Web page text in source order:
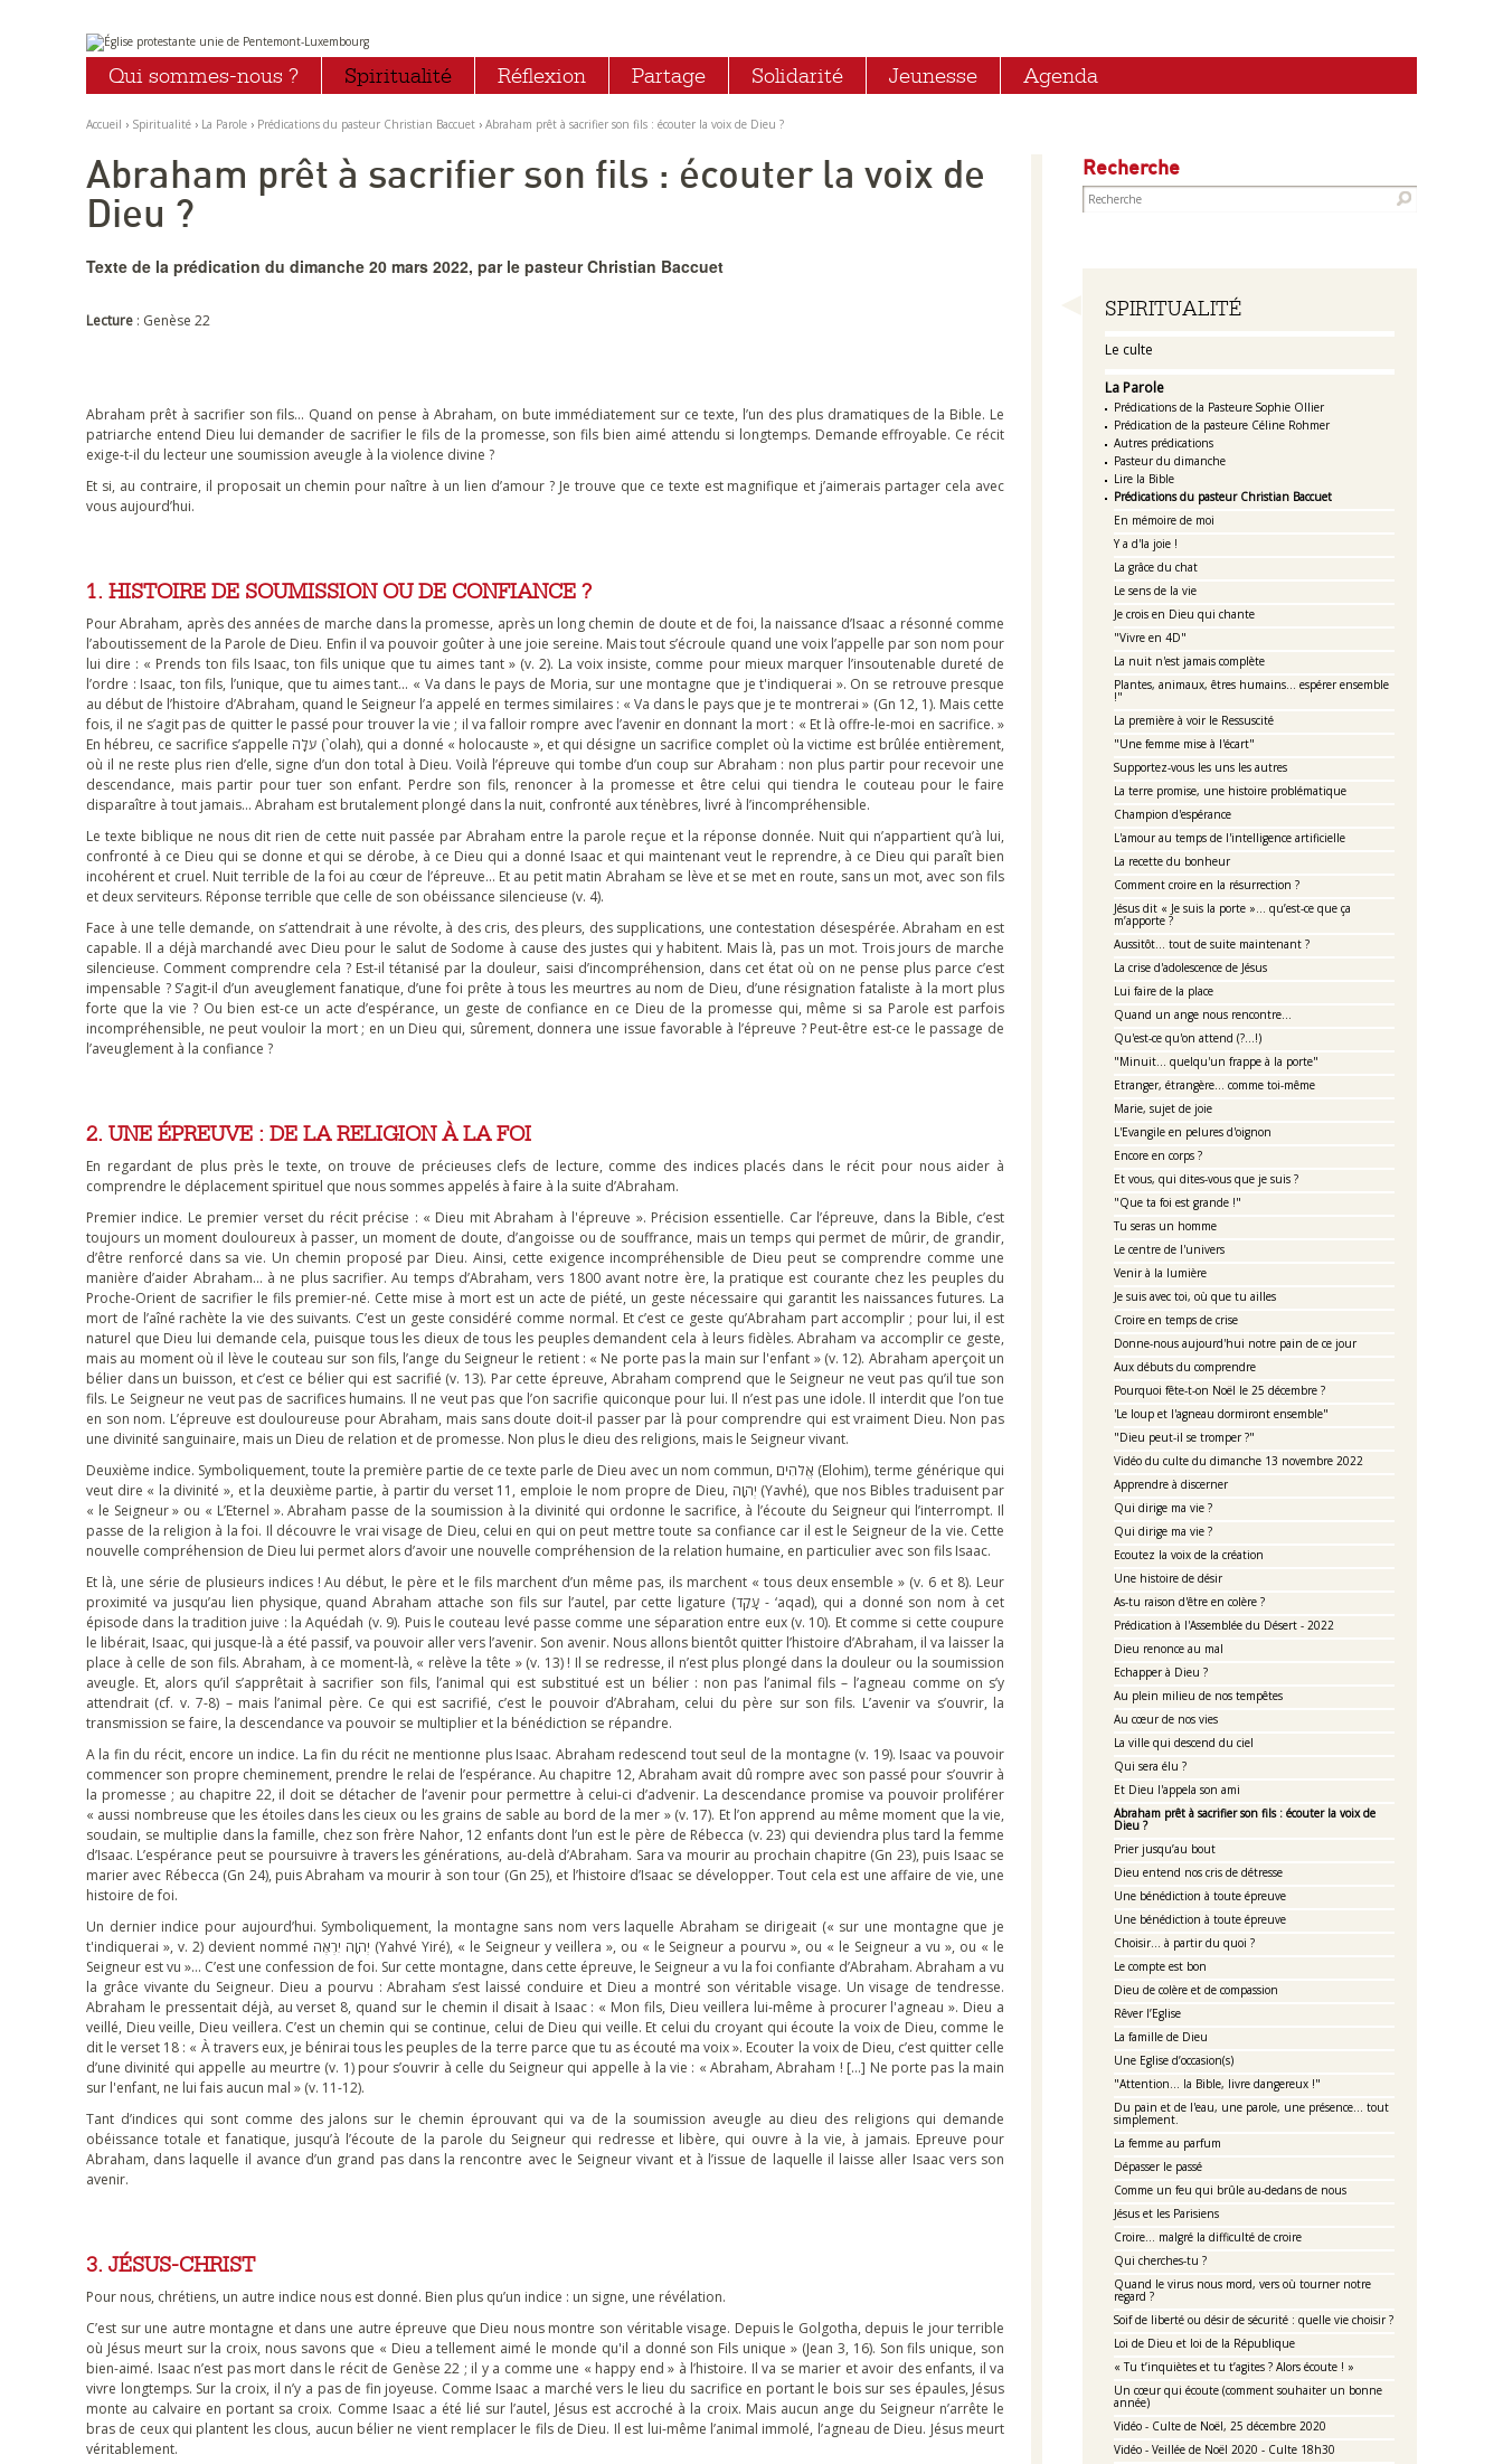
Aller
au
contenu.
à
Outils
personnels
Qui sommes-nous ? Spiritualité Réflexion Partage Solidarité Jeunesse Agenda
Accueil › Spiritualité › La Parole › Prédications du pasteur Christian Baccuet › Abraham prêt à sacrifier son fils : écouter la voix de Dieu ?
Recherche
Navigation
SPIRITUALITÉ
Le culte
La Parole
Prédications de la Pasteure Sophie Ollier
Prédication de la pasteure Céline Rohmer
Autres prédications
Pasteur du dimanche
Lire la Bible
Prédications du pasteur Christian Baccuet
En mémoire de moi
Y a d'la joie !
La grâce du chat
Le sens de la vie
Je crois en Dieu qui chante
"Vivre en 4D"
La nuit n'est jamais complète
Plantes, animaux, êtres humains... espérer ensemble
!"
La première à voir le Ressuscité
"Une femme mise à l'écart"
Supportez-vous les uns les autres
La terre promise, une histoire problématique
Champion d'espérance
L'amour au temps de l'intelligence artificielle
La recette du bonheur
Comment croire en la résurrection ?
Jésus dit « Je suis la porte »… qu’est-ce que ça
m’apporte ?
Aussitôt... tout de suite maintenant ?
La crise d'adolescence de Jésus
Lui faire de la place
Quand un ange nous rencontre...
Qu'est-ce qu'on attend (?...!)
"Minuit... quelqu'un frappe à la porte"
Etranger, étrangère... comme toi-même
Marie, sujet de joie
L'Evangile en pelures d'oignon
Encore en corps ?
Et vous, qui dites-vous que je suis ?
"Que ta foi est grande !"
Tu seras un homme
Le centre de l'univers
Venir à la lumière
Je suis avec toi, où que tu ailles
Croire en temps de crise
Donne-nous aujourd'hui notre pain de ce jour
Aux débuts du comprendre
Pourquoi fête-t-on Noël le 25 décembre ?
'Le loup et l'agneau dormiront ensemble"
"Dieu peut-il se tromper ?"
Vidéo du culte du dimanche 13 novembre 2022
Apprendre à discerner
Qui dirige ma vie ?
Qui dirige ma vie ?
Ecoutez la voix de la création
Une histoire de désir
As-tu raison d'être en colère ?
Prédication à l'Assemblée du Désert - 2022
Dieu renonce au mal
Echapper à Dieu ?
Au plein milieu de nos tempêtes
Au cœur de nos vies
La ville qui descend du ciel
Qui sera élu ?
Et Dieu l'appela son ami
Abraham prêt à sacrifier son fils : écouter la voix de
Dieu ?
Prier jusqu’au bout
Dieu entend nos cris de détresse
Une bénédiction à toute épreuve
Une bénédiction à toute épreuve
Choisir... à partir du quoi ?
Le compte est bon
Dieu de colère et de compassion
Rêver l’Eglise
La famille de Dieu
Une Eglise d’occasion(s)
"Attention... la Bible, livre dangereux !"
Du pain et de l'eau, une parole, une présence... tout
simplement.
La femme au parfum
Dépasser le passé
Comme un feu qui brûle au-dedans de nous
Jésus et les Parisiens
Croire… malgré la difficulté de croire
Qui cherches-tu ?
Quand le virus nous mord, vers où tourner notre
regard ?
Soif de liberté ou désir de sécurité : quelle vie choisir ?
Loi de Dieu et loi de la République
« Tu t’inquiètes et tu t’agites ? Alors écoute ! »
Un cœur qui écoute (comment souhaiter un bonne
année)
Vidéo - Culte de Noël, 25 décembre 2020
Vidéo - Veillée de Noël 2020 - Culte 18h30
Abraham prêt à sacrifier son fils : écouter la voix de
Dieu ?
Texte de la prédication du dimanche 20 mars 2022, par le pasteur Christian Baccuet
Lecture : Genèse 22
Abraham prêt à sacrifier son fils… Quand on pense à Abraham, on bute immédiatement sur ce texte, l’un des plus dramatiques de la Bible. Le
patriarche entend Dieu lui demander de sacrifier le fils de la promesse, son fils bien aimé attendu si longtemps. Demande effroyable. Ce récit
exige-t-il du lecteur une soumission aveugle à la violence divine ?
Et si, au contraire, il proposait un chemin pour naître à un lien d’amour ? Je trouve que ce texte est magnifique et j’aimerais partager cela avec
vous aujourd’hui.
1. HISTOIRE DE SOUMISSION OU DE CONFIANCE ?
Pour Abraham, après des années de marche dans la promesse, après un long chemin de doute et de foi, la naissance d’Isaac a résonné comme
l’aboutissement de la Parole de Dieu. Enfin il va pouvoir goûter à une joie sereine. Mais tout s’écroule quand une voix l’appelle par son nom pour
lui dire : « Prends ton fils Isaac, ton fils unique que tu aimes tant » (v. 2). La voix insiste, comme pour mieux marquer l’insoutenable dureté de
l’ordre : Isaac, ton fils, l’unique, que tu aimes tant… « Va dans le pays de Moria, sur une montagne que je t'indiquerai ». On se retrouve presque
au début de l’histoire d’Abraham, quand le Seigneur l’a appelé en termes similaires : « Va dans le pays que je te montrerai » (Gn 12, 1). Mais cette
fois, il ne s’agit pas de quitter le passé pour trouver la vie ; il va falloir rompre avec l’avenir en donnant la mort : « Et là offre-le-moi en sacrifice. »
En hébreu, ce sacrifice s’appelle עֹלָה (`olah), qui a donné « holocauste », et qui désigne un sacrifice complet où la victime est brûlée entièrement,
où il ne reste plus rien d’elle, signe d’un don total à Dieu. Voilà l’épreuve qui tombe d’un coup sur Abraham : non plus partir pour recevoir une
descendance, mais partir pour tuer son enfant. Perdre son fils, renoncer à la promesse et être celui qui tiendra le couteau pour le faire
disparaître à tout jamais… Abraham est brutalement plongé dans la nuit, confronté aux ténèbres, livré à l’incompréhensible.
Le texte biblique ne nous dit rien de cette nuit passée par Abraham entre la parole reçue et la réponse donnée. Nuit qui n’appartient qu’à lui,
confronté à ce Dieu qui se donne et qui se dérobe, à ce Dieu qui a donné Isaac et qui maintenant veut le reprendre, à ce Dieu qui paraît bien
incohérent et cruel. Nuit terrible de la foi au cœur de l’épreuve… Et au petit matin Abraham se lève et se met en route, sans un mot, avec son fils
et deux serviteurs. Réponse terrible que celle de son obéissance silencieuse (v. 4).
Face à une telle demande, on s’attendrait à une révolte, à des cris, des pleurs, des supplications, une contestation désespérée. Abraham en est
capable. Il a déjà marchandé avec Dieu pour le salut de Sodome à cause des justes qui y habitent. Mais là, pas un mot. Trois jours de marche
silencieuse. Comment comprendre cela ? Est-il tétanisé par la douleur, saisi d’incompréhension, dans cet état où on ne pense plus parce c’est
impensable ? S’agit-il d’un aveuglement fanatique, d’une foi prête à tous les meurtres au nom de Dieu, d’une résignation fataliste à la mort plus
forte que la vie ? Ou bien est-ce un acte d’espérance, un geste de confiance en ce Dieu de la promesse qui, même si sa Parole est parfois
incompréhensible, ne peut vouloir la mort ; en un Dieu qui, sûrement, donnera une issue favorable à l’épreuve ? Peut-être est-ce le passage de
l’aveuglement à la confiance ?
2. UNE ÉPREUVE : DE LA RELIGION À LA FOI
En regardant de plus près le texte, on trouve de précieuses clefs de lecture, comme des indices placés dans le récit pour nous aider à
comprendre le déplacement spirituel que nous sommes appelés à faire à la suite d’Abraham.
Premier indice. Le premier verset du récit précise : « Dieu mit Abraham à l'épreuve ». Précision essentielle. Car l’épreuve, dans la Bible, c’est
toujours un moment douloureux à passer, un moment de doute, d’angoisse ou de souffrance, mais un temps qui permet de mûrir, de grandir,
d’être renforcé dans sa vie. Un chemin proposé par Dieu. Ainsi, cette exigence incompréhensible de Dieu peut se comprendre comme une
manière d’aider Abraham… à ne plus sacrifier. Au temps d’Abraham, vers 1800 avant notre ère, la pratique est courante chez les peuples du
Proche-Orient de sacrifier le fils premier-né. Cette mise à mort est un acte de piété, un geste nécessaire qui garantit les naissances futures. La
mort de l’aîné rachète la vie des suivants. C’est un geste considéré comme normal. Et c’est ce geste qu’Abraham part accomplir ; pour lui, il est
naturel que Dieu lui demande cela, puisque tous les dieux de tous les peuples demandent cela à leurs fidèles. Abraham va accomplir ce geste,
mais au moment où il lève le couteau sur son fils, l’ange du Seigneur le retient : « Ne porte pas la main sur l'enfant » (v. 12). Abraham aperçoit un
bélier dans un buisson, et c’est ce bélier qui est sacrifié (v. 13). Par cette épreuve, Abraham comprend que le Seigneur ne veut pas qu’il tue son
fils. Le Seigneur ne veut pas de sacrifices humains. Il ne veut pas que l’on sacrifie quiconque pour lui. Il n’est pas une idole. Il interdit que l’on tue
en son nom. L’épreuve est douloureuse pour Abraham, mais sans doute doit-il passer par là pour comprendre qui est vraiment Dieu. Non pas
une divinité sanguinaire, mais un Dieu de relation et de promesse. Non plus le dieu des religions, mais le Seigneur vivant.
Deuxième indice. Symboliquement, toute la première partie de ce texte parle de Dieu avec un nom commun, אֱלֹהִים (Elohim), terme générique qui
veut dire « la divinité », et la deuxième partie, à partir du verset 11, emploie le nom propre de Dieu, יְהֹוָה (Yavhé), que nos Bibles traduisent par
« le Seigneur » ou « L’Eternel ». Abraham passe de la soumission à la divinité qui ordonne le sacrifice, à l’écoute du Seigneur qui l’interrompt. Il
passe de la religion à la foi. Il découvre le vrai visage de Dieu, celui en qui on peut mettre toute sa confiance car il est le Seigneur de la vie. Cette
nouvelle compréhension de Dieu lui permet alors d’avoir une nouvelle compréhension de la relation humaine, en particulier avec son fils Isaac.
Et là, une série de plusieurs indices ! Au début, le père et le fils marchent d’un même pas, ils marchent « tous deux ensemble » (v. 6 et 8). Leur
proximité va jusqu’au lien physique, quand Abraham attache son fils sur l’autel, par cette ligature (עָקַד - ‘aqad), qui a donné son nom à cet
épisode dans la tradition juive : la Aquédah (v. 9). Puis le couteau levé passe comme une séparation entre eux (v. 10). Et comme si cette coupure
le libérait, Isaac, qui jusque-là a été passif, va pouvoir aller vers l’avenir. Son avenir. Nous allons bientôt quitter l’histoire d’Abraham, il va laisser la
place à celle de son fils. Abraham, à ce moment-là, « relève la tête » (v. 13) ! Il se redresse, il n’est plus plongé dans la douleur ou la soumission
aveugle. Et, alors qu’il s’apprêtait à sacrifier son fils, l’animal qui est substitué est un bélier : non pas l’animal fils – l’agneau comme on s’y
attendrait (cf. v. 7-8) – mais l’animal père. Ce qui est sacrifié, c’est le pouvoir d’Abraham, celui du père sur son fils. L’avenir va s’ouvrir, la
transmission se faire, la descendance va pouvoir se multiplier et la bénédiction se répandre.
A la fin du récit, encore un indice. La fin du récit ne mentionne plus Isaac. Abraham redescend tout seul de la montagne (v. 19). Isaac va pouvoir
commencer son propre cheminement, prendre le relai de l’espérance. Au chapitre 12, Abraham avait dû rompre avec son passé pour s’ouvrir à
la promesse ; au chapitre 22, il doit se détacher de l’avenir pour permettre à celui-ci d’advenir. La descendance promise va pouvoir proliférer
« aussi nombreuse que les étoiles dans les cieux ou les grains de sable au bord de la mer » (v. 17). Et l’on apprend au même moment que la vie,
soudain, se multiplie dans la famille, chez son frère Nahor, 12 enfants dont l’un est le père de Rébecca (v. 23) qui deviendra plus tard la femme
d’Isaac. L’espérance peut se poursuivre à travers les générations, au-delà d’Abraham. Sara va mourir au prochain chapitre (Gn 23), puis Isaac se
marier avec Rébecca (Gn 24), puis Abraham va mourir à son tour (Gn 25), et l’histoire d’Isaac se développer. Tout cela est une affaire de vie, une
histoire de foi.
Un dernier indice pour aujourd’hui. Symboliquement, la montagne sans nom vers laquelle Abraham se dirigeait (« sur une montagne que je
t'indiquerai », v. 2) devient nommé יְהוָה יִרְאֶה (Yahvé Yiré), « le Seigneur y veillera », ou « le Seigneur a pourvu », ou « le Seigneur a vu », ou « le
Seigneur est vu »… C’est une confession de foi. Sur cette montagne, dans cette épreuve, le Seigneur a vu la foi confiante d’Abraham. Abraham a vu
la grâce vivante du Seigneur. Dieu a pourvu : Abraham s’est laissé conduire et Dieu a montré son véritable visage. Un visage de tendresse.
Abraham le pressentait déjà, au verset 8, quand sur le chemin il disait à Isaac : « Mon fils, Dieu veillera lui-même à procurer l'agneau ». Dieu a
veillé, Dieu veille, Dieu veillera. C’est un chemin qui se continue, celui de Dieu qui veille. Et celui du croyant qui écoute la voix de Dieu, comme le
dit le verset 18 : « À travers eux, je bénirai tous les peuples de la terre parce que tu as écouté ma voix ». Ecouter la voix de Dieu, c’est quitter celle
d’une divinité qui appelle au meurtre (v. 1) pour s’ouvrir à celle du Seigneur qui appelle à la vie : « Abraham, Abraham ! […] Ne porte pas la main
sur l'enfant, ne lui fais aucun mal » (v. 11-12).
Tant d’indices qui sont comme des jalons sur le chemin éprouvant qui va de la soumission aveugle au dieu des religions qui demande
obéissance totale et fanatique, jusqu’à l’écoute de la parole du Seigneur qui redresse et libère, qui ouvre à la vie, à jamais. Epreuve pour
Abraham, dans laquelle il avance d’un grand pas dans la rencontre avec le Seigneur vivant et à l’issue de laquelle il laisse aller Isaac vers son
avenir.
3. JÉSUS-CHRIST
Pour nous, chrétiens, un autre indice nous est donné. Bien plus qu’un indice : un signe, une révélation.
C’est sur une autre montagne et dans une autre épreuve que Dieu nous montre son véritable visage. Depuis le Golgotha, depuis le jour terrible
où Jésus meurt sur la croix, nous savons que « Dieu a tellement aimé le monde qu'il a donné son Fils unique » (Jean 3, 16). Son fils unique, son
bien-aimé. Isaac n’est pas mort dans le récit de Genèse 22 ; il y a comme une « happy end » à l’histoire. Il va se marier et avoir des enfants, il va
vivre longtemps. Sur la croix, il n’y a pas de fin joyeuse. Comme Isaac a marché vers le lieu du sacrifice en portant le bois sur ses épaules, Jésus
monte au calvaire en portant sa croix. Comme Isaac a été lié sur l’autel, Jésus est accroché à la croix. Mais aucun ange du Seigneur n’arrête le
bras de ceux qui plantent les clous, aucun bélier ne vient remplacer le fils de Dieu. Il est lui-même l’animal immolé, l’agneau de Dieu. Jésus meurt
véritablement.